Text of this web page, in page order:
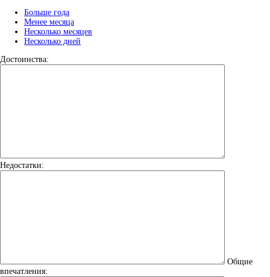
Больше года
Менее месяца
Несколько месяцев
Несколько дней
Достоинства:
Недостатки:
Общие
впечатления: